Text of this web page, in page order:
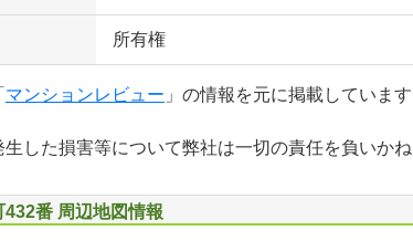
所有権
マンションレビュー 」の情報を元に掲載していま
した損害等について弊社は一切の責任を負いか
432番 周辺地図情報